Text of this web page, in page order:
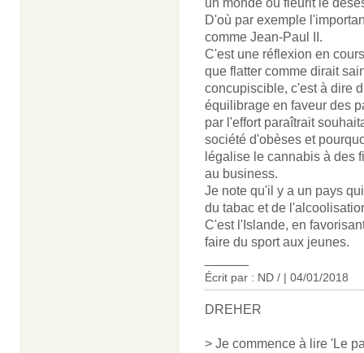
D'où par exemple
comme Jean-Paul II.
C'est une réflexion en
que flatter comme dirait
concupiscible, c'est à dire
équilibrage en faveur des
par l'effort paraîtrait
société d'obèses et
légalise le cannabis à des
au business.
Je note qu'il y a un pays
du tabac et de
C'est l'Islande, en
faire du sport aux jeunes.
Écrit par : ND / | 04/01/2018
DREHER
> Je commence à lire 'Le